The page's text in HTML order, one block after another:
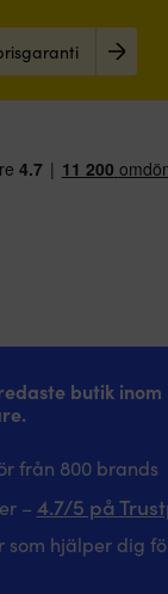
butik
från 800 brands
– 4.7/5 på
hjälper dig